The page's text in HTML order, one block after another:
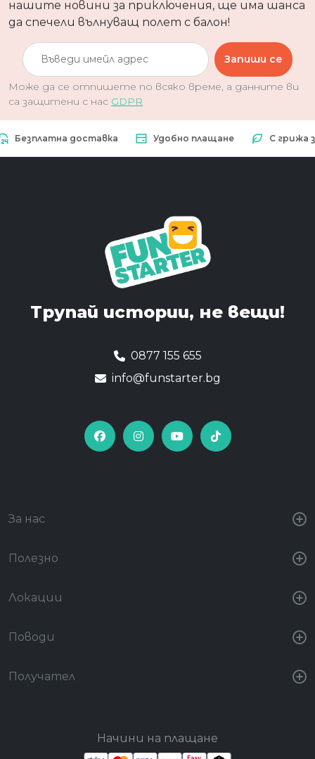
нашите новини за приключения, ще има шанса
да спечели вълнуващ полет с балон!
Запиши се
Може да се отпишете по всяко време, а данните ви
са защитени с нас GDPR
доставка Удобно плащане С грижа за
Трупай истории, не вещи!
0877 155 655
info@funstarter.bg
За нас
Полезно
Локации
Поводи
Получател
Начини на плащане